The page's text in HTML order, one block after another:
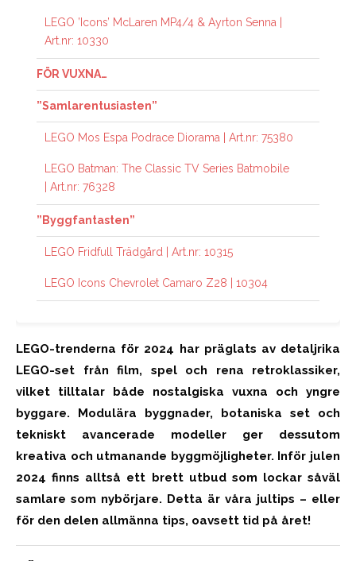
LEGO ’Icons’ McLaren MP4/4 & Ayrton Senna |
Art.nr: 10330
FÖR VUXNA…
”Samlarentusiasten”
LEGO Mos Espa Podrace Diorama | Art.nr: 75380
LEGO Batman: The Classic TV Series Batmobile
| Art.nr: 76328
”Byggfantasten”
LEGO Fridfull Trädgård | Art.nr: 10315
LEGO Icons Chevrolet Camaro Z28 | 10304
LEGO-trenderna för 2024 har präglats av detaljrika
LEGO-set från film, spel och rena retroklassiker,
vilket tilltalar både nostalgiska vuxna och yngre
byggare. Modulära byggnader, botaniska set och
tekniskt avancerade modeller ger dessutom
kreativa och utmanande byggmöjligheter. Inför julen
2024 finns alltså ett brett utbud som lockar såväl
samlare som nybörjare. Detta är våra jultips – eller
för den delen allmänna tips, oavsett tid på året!